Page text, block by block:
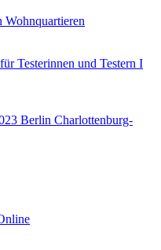
Wohnquartieren
Testerinnen und Testern I
Berlin Charlottenburg-